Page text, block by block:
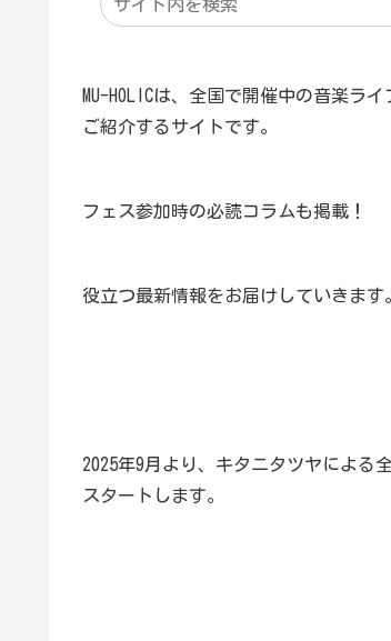
MU-HOLICは、全国で開催中の音楽ライ
ご紹介するサイトです。
フェス参加時の必読コラムも掲載！
役立つ最新情報をお届けしていきます
2025年9月より、キタニタツヤによる
スタートします。